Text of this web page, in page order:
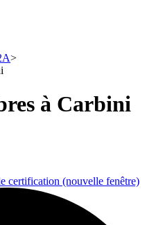
à Carbini
certification (nouvelle fenêtre)